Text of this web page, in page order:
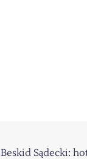
Beskid Sądecki: